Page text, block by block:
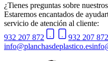
¿Tienes preguntas sobre
Estaremos encantados de
servicio de atención al cliente:
932 207 872
932 207 872
info@planchasdeplastico.es